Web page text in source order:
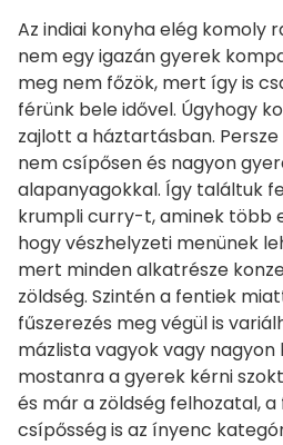
Az indiai konyha elég komoly
nem egy igazán gyerek
meg nem főzök, mert így is
férünk bele idővel. Úgyhogy
zajlott a háztartásban.
nem csípősen és nagyon
alapanyagokkal. Így találtuk
krumpli curry-t, aminek több
hogy vészhelyzeti menünek
mert minden alkatrésze
zöldség. Szintén a fentiek
fűszerezés meg végül is
mázlista vagyok vagy
mostanra a gyerek kérni
és már a zöldség felhozatal,
csípősség is az ínyenc